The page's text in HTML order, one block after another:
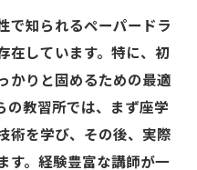
運転へのサポート
マンツーマン指導
通ルールとマナー
た実践的なレッスン
全運転の心得
で知られるペーパードラ
在しています。特に、初
かりと固めるための最適
の教習所では、まず座学
術を学び、その後、実際
す。経験豊富な講師が一